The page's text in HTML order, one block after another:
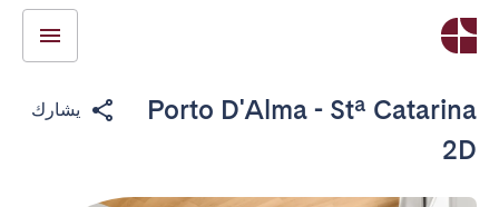
Porto D'Alma - Stª Catarina
2D
يشارك